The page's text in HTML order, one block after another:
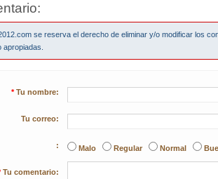
se reserva el derecho de eliminar y/o modificar los
* Tu nombre:
Tu correo:
: Malo Regular Normal
Tu comentario: